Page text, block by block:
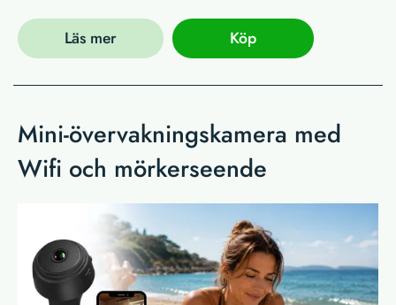
Läs mer Köp
Mini-övervakningskamera med
Wifi och mörkerseende